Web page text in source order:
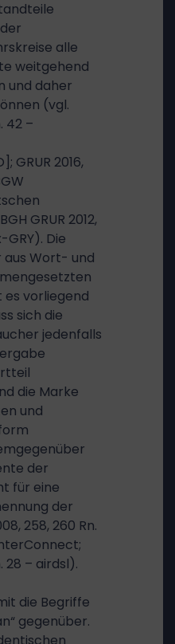
alle
weitgehend
und daher
(vgl.
42 –
GRUR 2016,
GRUR 2012,
GRY). Die
Wort- und
vorliegend
sich die
jedenfalls
die Marke
und
der
für eine
der
258, 260 Rn.
28 – airdsl).
die Begriffe
gegenüber.